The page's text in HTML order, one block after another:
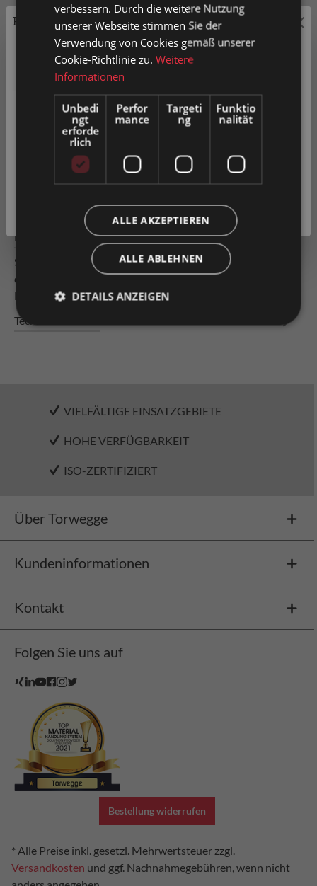
In den Warenkorb
Artikel-Nr.
Zum Merkzettel hinzufügen
Produkt vergleichen
Fragen zum Produkt
Beschreibung
Stehlager mit Gussgehäuse lackiert Häufig finden sich
diese Lager in Landmaschinen, Förderanlagen oder
Baumaschinen wieder…Mehr
Technische Daten
VIELFÄLTIGE EINSATZGEBIETE
HOHE VERFÜGBARKEIT
ISO-ZERTIFIZIERT
Über Torwegge
Kundeninformationen
Kontakt
Folgen Sie uns auf
Bestellung widerrufen
* Alle Preise inkl. gesetzl. Mehrwertsteuer zzgl.
Versandkosten und ggf. Nachnahmegebühren, wenn nicht
Preisauszeichnung
Privatkunden können Preise mit MwSt. (brutto) und
Geschäftskunden Preise ohne MwSt. (netto) angezeigt
werden.
Bitte wählen Sie Ihre bevorzugte Einstellung:
Privatkunde
Geschäftskunde( exkl. MwSt. )
verbessern. Durch die weitere Nutzung
unserer Webseite stimmen Sie der
Verwendung von Cookies gemäß unserer
Cookie-Richtlinie zu.Weitere
Informationen
Unbedi
ngt
erforde
rlich
Perfor
mance
Targeti
ng
Funktio
nalität
ALLE AKZEPTIEREN
ALLE ABLEHNEN
DETAILS ANZEIGEN